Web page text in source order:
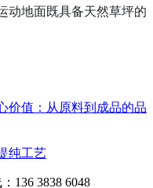
动地面既具备天然草坪的
价值：从原料到成品的品
纯工艺
136 3838 6048